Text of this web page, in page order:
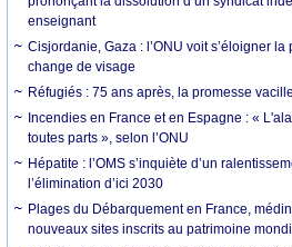
enseignant
Cisjordanie, Gaza : l’ONU voit s’éloigner
change de visage
Réfugiés : 75 ans après, la promesse vacille
Incendies en France et en Espagne : «
toutes parts », selon l’ONU
Hépatite : l’OMS s’inquiète d’un
l’élimination d’ici 2030
Plages du Débarquement en France,
nouveaux sites inscrits au patrimoine